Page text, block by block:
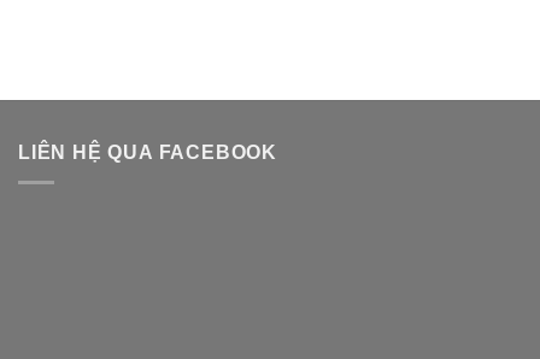
LIÊN HỆ QUA FACEBOOK